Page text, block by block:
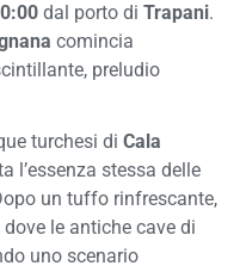
dal porto di Trapani.
comincia
preludio
turchesi di Cala
l’essenza stessa delle
un tuffo rinfrescante,
dove le antiche cave di
uno scenario